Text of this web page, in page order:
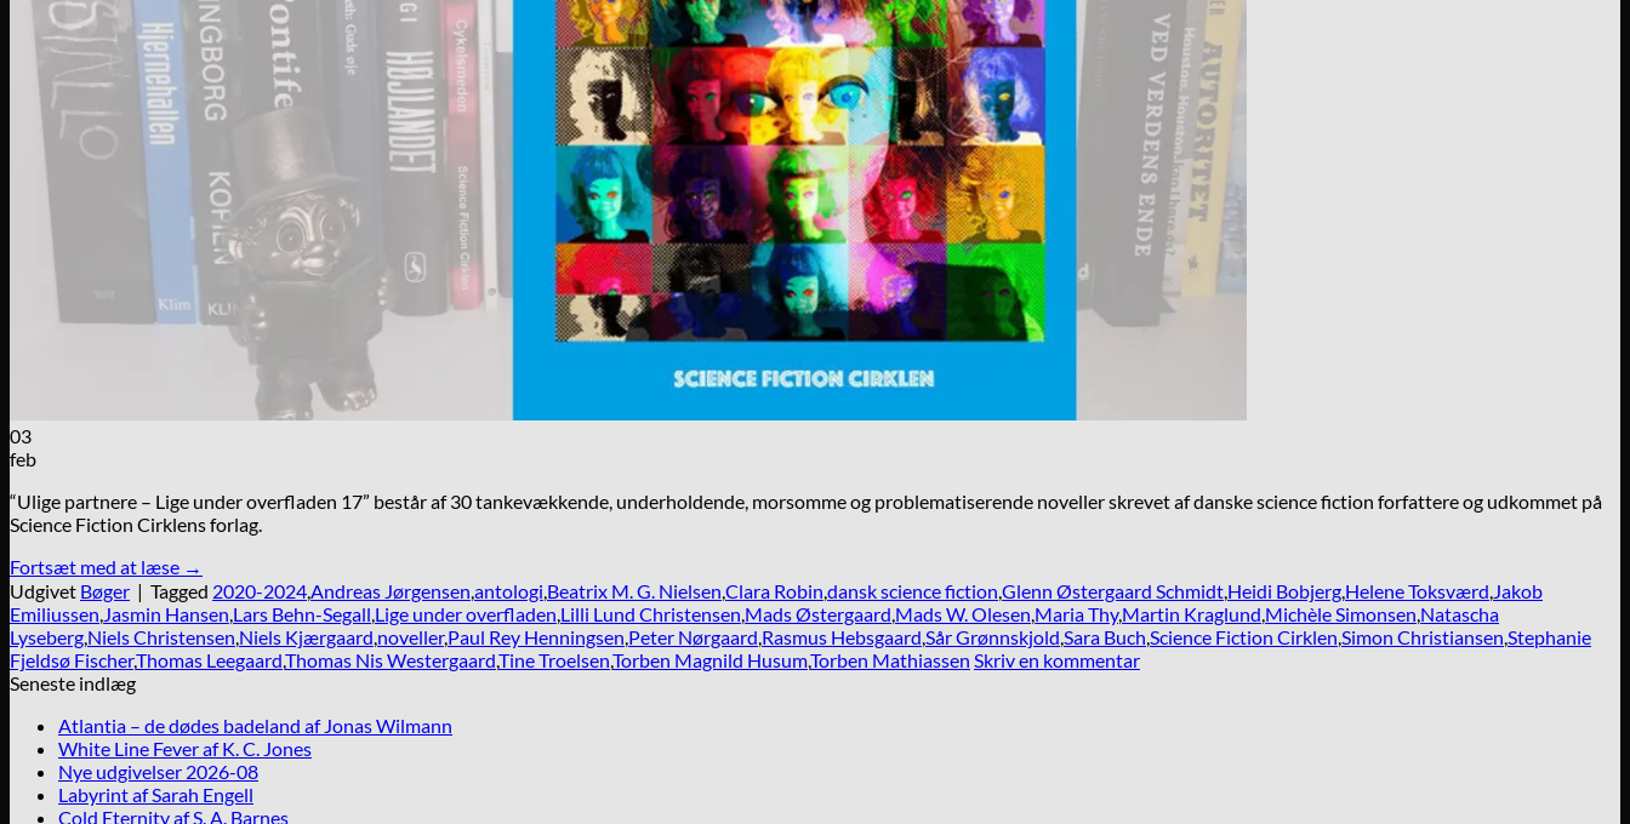
03
feb
“Ulige partnere – Lige under overfladen 17” består af 30 tankevækkende, underholdende, morsomme og problematiserende noveller skrevet af danske science fiction forfattere og udkommet på
Science Fiction Cirklens forlag.
Fortsæt med at læse →
Udgivet Bøger | Tagged 2020-2024,Andreas Jørgensen,antologi,Beatrix M. G. Nielsen,Clara Robin,dansk science fiction,Glenn Østergaard Schmidt,Heidi Bobjerg,Helene Toksværd,Jakob
Emiliussen,Jasmin Hansen,Lars Behn-Segall,Lige under overfladen,Lilli Lund Christensen,Mads Østergaard,Mads W. Olesen,Maria Thy,Martin Kraglund,Michèle Simonsen,Natascha
Lyseberg,Niels Christensen,Niels Kjærgaard,noveller,Paul Rey Henningsen,Peter Nørgaard,Rasmus Hebsgaard,Sår Grønnskjold,Sara Buch,Science Fiction Cirklen,Simon Christiansen,Stephanie
Fjeldsø Fischer,Thomas Leegaard,Thomas Nis Westergaard,Tine Troelsen,Torben Magnild Husum,Torben Mathiassen Skriv en kommentar
Seneste indlæg
Atlantia – de dødes badeland af Jonas Wilmann
White Line Fever af K. C. Jones
Nye udgivelser 2026-08
Labyrint af Sarah Engell
Cold Eternity af S. A. Barnes